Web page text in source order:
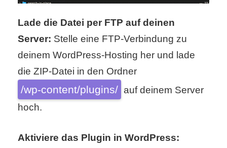
Lade die Datei per FTP auf deinen
Server: Stelle eine FTP-Verbindung zu
deinem WordPress-Hosting her und lade
die ZIP-Datei in den Ordner
/wp-content/plugins/ auf deinem Server
hoch.
Aktiviere das Plugin in WordPress: